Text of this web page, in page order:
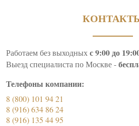
Работаем без выходныхс 9:00 до
Выезд специалиста по Москве -
Телефоны компании:
8 (800) 101 94 21
8 (916) 634 86 24
8 (916) 135 44 95